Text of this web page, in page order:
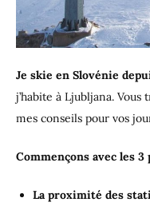
Je skie en Slovénie
j’habite à Ljubljana.
mes conseils pour vos
Commençons avec les
La proximité des